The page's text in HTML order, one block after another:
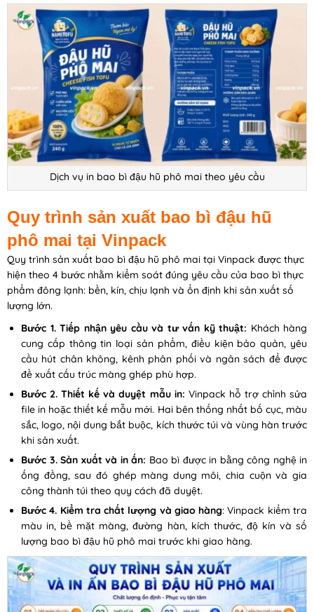
Dịch vụ in bao bì đậu hũ phô mai theo yêu cầu
Quy trình sản xuất bao bì đậu hũ
phô mai tại Vinpack
Quy trình sản xuất bao bì đậu hũ phô mai tại Vinpack được thực
hiện theo 4 bước nhằm kiểm soát đúng yêu cầu của bao bì thực
phẩm đông lạnh: bền, kín, chịu lạnh và ổn định khi sản xuất số
lượng lớn.
Bước 1. Tiếp nhận yêu cầu và tư vấn kỹ thuật: Khách hàng
cung cấp thông tin loại sản phẩm, điều kiện bảo quản, yêu
cầu hút chân không, kênh phân phối và ngân sách để được
đề xuất cấu trúc màng ghép phù hợp.
Bước 2. Thiết kế và duyệt mẫu in: Vinpack hỗ trợ chỉnh sửa
file in hoặc thiết kế mẫu mới. Hai bên thống nhất bố cục, màu
sắc, logo, nội dung bắt buộc, kích thước túi và vùng hàn trước
khi sản xuất.
Bước 3. Sản xuất và in ấn: Bao bì được in bằng công nghệ in
ống đồng, sau đó ghép màng dung môi, chia cuộn và gia
công thành túi theo quy cách đã duyệt.
Bước 4. Kiểm tra chất lượng và giao hàng: Vinpack kiểm tra
màu in, bề mặt màng, đường hàn, kích thước, độ kín và số
lượng bao bì đậu hũ phô mai trước khi giao hàng.